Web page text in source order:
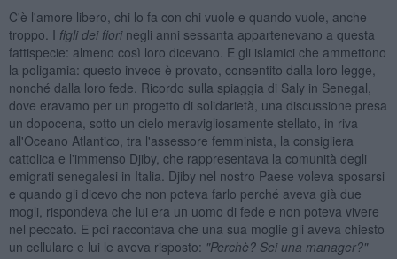
C'è l'amore libero, chi lo fa con chi vuole e quando vuole, anche
troppo. I figli dei fiorinegli anni sessanta appartenevano a questa
fattispecie: almeno così loro dicevano. E gli islamici che ammettono
la poligamia: questo invece è provato, consentito dalla loro legge,
nonché dalla loro fede. Ricordo sulla spiaggia di Saly in Senegal,
dove eravamo per un progetto di solidarietà, una discussione presa
un dopocena, sotto un cielo meravigliosamente stellato, in riva
all'Oceano Atlantico, tra l'assessore femminista, la consigliera
cattolica e l'immenso Djiby, che rappresentava la comunità degli
emigrati senegalesi in Italia. Djiby nel nostro Paese voleva sposarsi
e quando gli dicevo che non poteva farlo perché aveva già due
mogli, rispondeva che lui era un uomo di fede e non poteva vivere
nel peccato. E poi raccontava che una sua moglie gli aveva chiesto
un cellulare e lui le aveva risposto: "Perchè?Sei una manager?"